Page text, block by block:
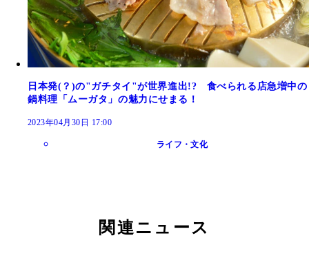
日本発(？)の"ガチタイ"が世界進出!? 食べられる店急増中の
鍋料理「ムーガタ」の魅力にせまる！
2023年04月30日 17:00
ライフ・文化
関連ニュース